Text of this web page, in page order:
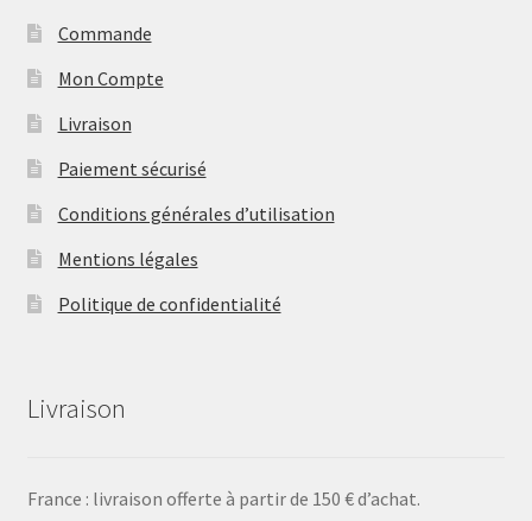
Commande
Mon Compte
Livraison
Paiement sécurisé
Conditions générales d’utilisation
Mentions légales
Politique de confidentialité
Livraison
France : livraison offerte à partir de 150 € d’achat.